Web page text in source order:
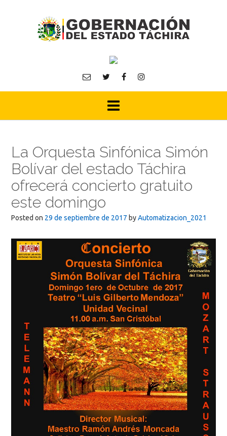
La Orquesta Sinfónica Simón
Bolívar del estado Táchira
ofrecerá concierto gratuito
este domingo
Posted on 29 de septiembre de 2017 byAutomatizacion_2021